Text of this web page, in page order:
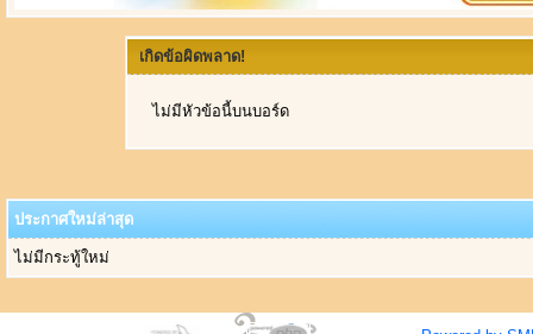
เกิดข้อผิดพลาด!
ไม่มีหัวข้อนี้บนบอร์ด
ประกาศใหม่ล่าสุด
ไม่มีกระทู้ใหม่